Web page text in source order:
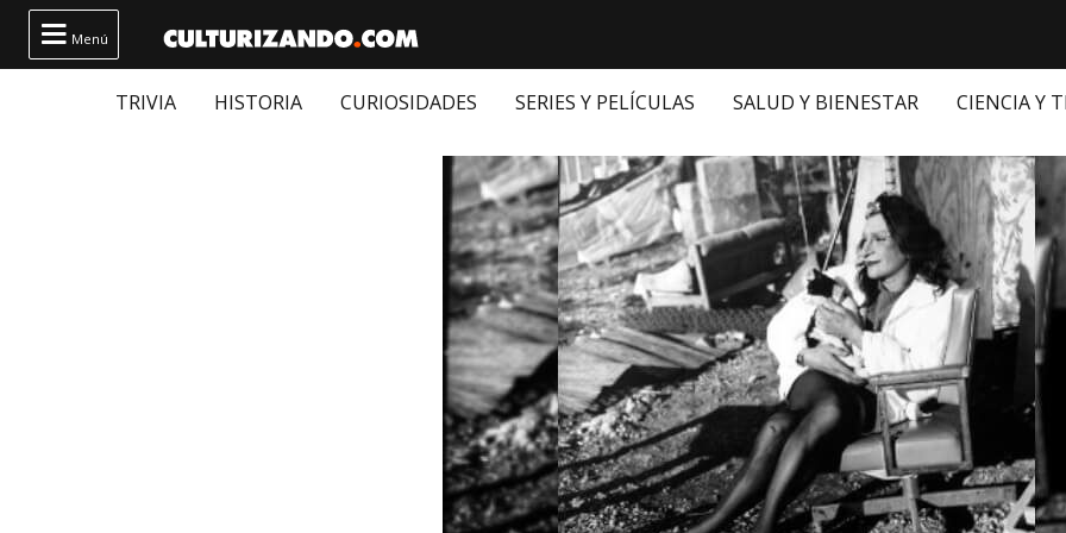
 Menú
TRIVIA HISTORIA CURIOSIDADES SERIES Y PELÍCULAS SALUD Y BIENESTAR CIENCIA Y